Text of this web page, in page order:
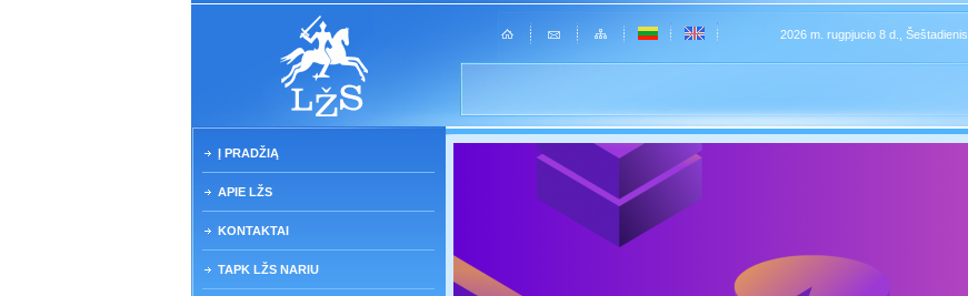
2026 m. rugpjucio 8 d., Šeštadienis
Į PRADŽIĄ
APIE LŽS
KONTAKTAI
TAPK LŽS NARIU